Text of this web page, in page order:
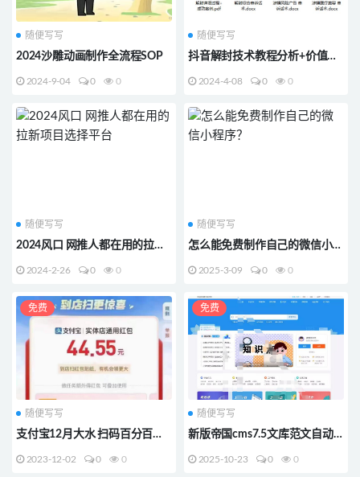
随便写写
2024沙雕动画制作全流程SOP
2024-9-04 0 0
随便写写
抖音解封技术教程分析+价值
2024-4-08 0 0
随便写写
2024风口 网推人都在用的拉新
2024-2-26 0 0
随便写写
怎么能免费制作自己的微信小程
2025-3-09 0 0
免费
随便写写
支付宝12月大水 扫码百分百必
2023-12-02 0 0
免费
随便写写
新版帝国cms7.5文库范文自动
会员中心
2025-10-23 0 0